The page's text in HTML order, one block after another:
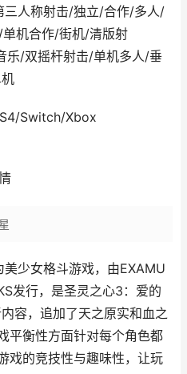
人称射击/独立/合作/多人/
机合作/街机/清版射
乐/双摇杆射击/单机多人/垂
Switch/Xbox
少女格斗游戏，由EXAMU
发行，是圣灵之心3：爱的
容，追加了天之原实和血之
平衡性方面针对每个角色都
戏的竞技性与趣味性，让玩